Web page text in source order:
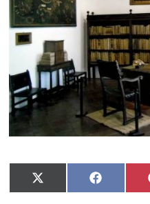
Compartir
en
X
(Twitter)
Compartir
en
Facebook